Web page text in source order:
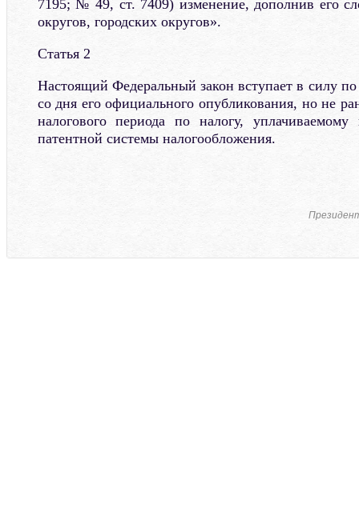
7195; № 49, ст. 7409) изменение, дополнив его
округов, городских округов».
Статья 2
Настоящий Федеральный закон вступает в силу
со дня его официального опубликования, но не
налогового периода по налогу,
патентной системы налогообложения.